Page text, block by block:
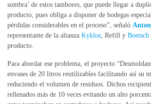
sombra’ de estos tambores, que puede llegar a
producto, pues obliga a disponer de bodegas
pérdidas considerables en el proceso”, señaló
representante de la alianza Kyklos , Refill y Boetsch
producto.
Para abordar ese problema, el proyecto
envases de 20 litros reutilizables facilitando así su
reduciendo el volumen de residuos. Dichos
rellenados más de 10 veces evitando un alto